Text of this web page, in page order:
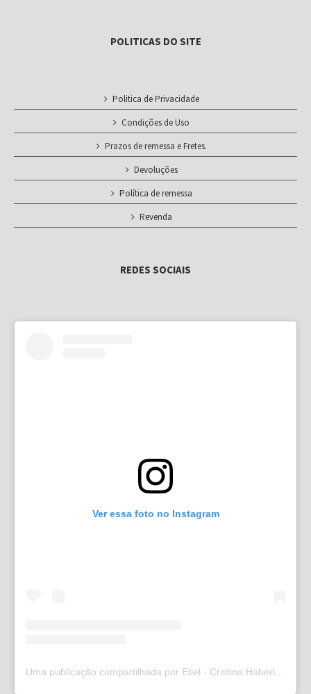
POLITICAS DO SITE
Politica de Privacidade
Condições de Uso
Prazos de remessa e Fretes.
Devoluções
Política de remessa
Revenda
REDES SOCIAIS
Ver essa foto no Instagram
Uma publicação compartilhada por Etiel - Cristina Haberl (@etielweb)